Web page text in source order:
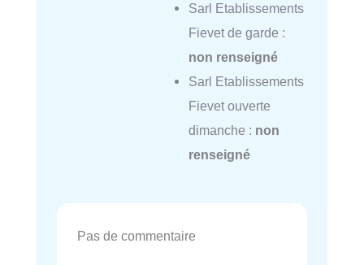
Sarl Etablissements
Fievet de garde :
non renseigné
Sarl Etablissements
Fievet ouverte
dimanche : non
renseigné
Pas de commentaire